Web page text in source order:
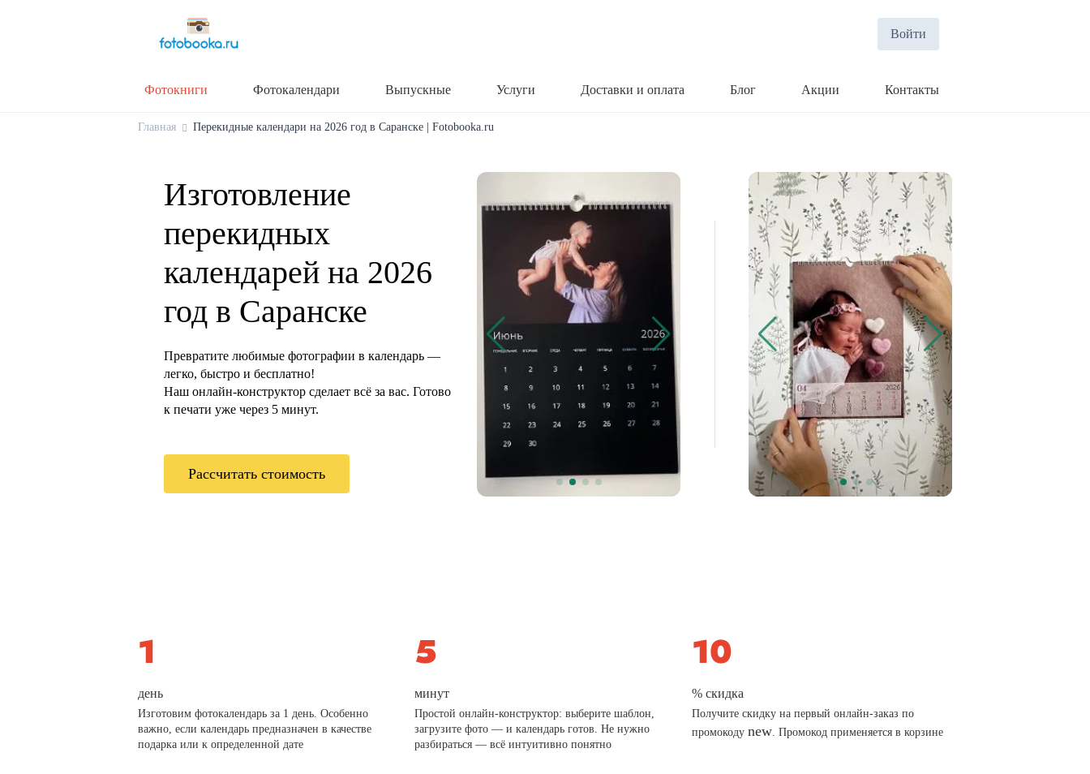
Войти
Фотокниги Фотокалендари Выпускные Услуги Доставки и оплата Блог Акции Контакты
Главная Перекидные календари на 2026 год в Саранске | Fotobooka.ru
Изготовление
перекидных
календарей на 2026
год в Саранске
Превратите любимые фотографии в календарь —
легко, быстро и бесплатно!
Наш онлайн-конструктор сделает всё за вас. Готово
к печати уже через 5 минут.
Рассчитать стоимость
день
Изготовим фотокалендарь за 1 день. Особенно
важно, если календарь предназначен в качестве
подарка или к определенной дате
минут
Простой онлайн-конструктор: выберите шаблон,
загрузите фото — и календарь готов. Не нужно
разбираться — всё интуитивно понятно
% скидка
Получите скидку на первый онлайн-заказ по
промокоду new. Промокод применяется в корзине